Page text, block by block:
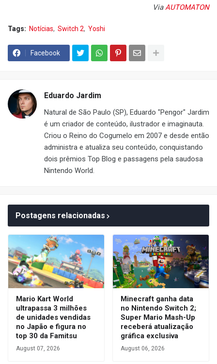
ViaAUTOMATON
Tags: Notícias Switch 2 Yoshi
Facebook
Eduardo Jardim
Natural de São Paulo (SP), Eduardo "Pengor" Jardim
é um criador de conteúdo, ilustrador e imaginauta.
Criou o Reino do Cogumelo em 2007 e desde então
administra e atualiza seu conteúdo, conquistando
dois prêmios Top Blog e passagens pela saudosa
Nintendo World.
Postagens relacionadas
Mario Kart World
ultrapassa 3 milhões
de unidades vendidas
no Japão e figura no
top 30 da Famitsu
August 07, 2026
Minecraft ganha data
no Nintendo Switch 2;
Super Mario Mash-Up
receberá atualização
gráfica exclusiva
August 06, 2026